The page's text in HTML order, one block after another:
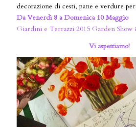
decorazione di cesti, pane e verdure
Da Venerdì 8 a Domenica 10 Maggio
Giardini e Terrazzi 2015 Garden Show
Vi aspettiamo!